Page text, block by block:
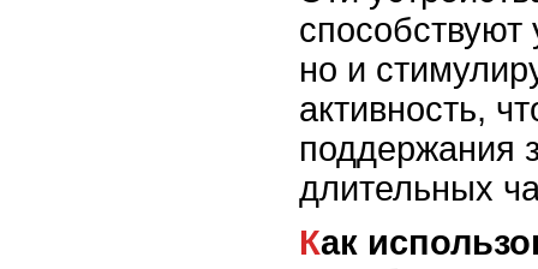
но и
активность,
поддержания
длительных
Как использовать подставку для